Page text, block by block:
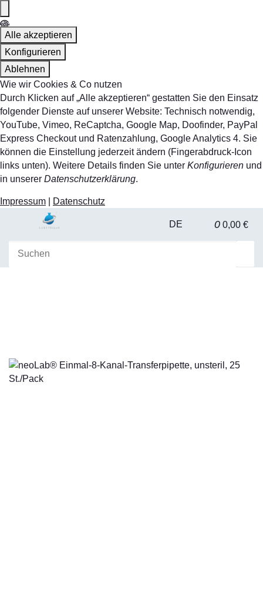
Alle akzeptieren
Konfigurieren
Ablehnen
Wie wir Cookies & Co nutzen
Durch Klicken auf „Alle akzeptieren“ gestatten Sie den Einsatz
folgender Dienste auf unserer Website: Technisch notwendig,
YouTube, Vimeo, ReCaptcha, Google Map, Doofinder, PayPal
Express Checkout und Ratenzahlung, Google Analytics 4. Sie
können die Einstellung jederzeit ändern (Fingerabdruck-Icon
links unten). Weitere Details finden Sie unter Konfigurieren und
in unserer Datenschutzerklärung.
Impressum Datenschutz
DE 0 0,00 €